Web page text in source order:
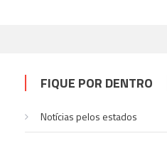
FIQUE POR DENTRO
Notícias pelos estados